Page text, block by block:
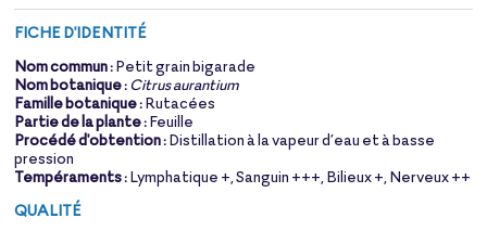
FICHE D'IDENTITÉ
Nom commun :Petit grain bigarade
Nom botanique :Citrus aurantium
Famille botanique :Rutacées
Partie de la plante :Feuille
Procédé d'obtention :Distillation à la vapeur d’eau et à basse
pression
Tempéraments :Lymphatique +, Sanguin +++, Bilieux +, Nerveux ++
QUALITÉ